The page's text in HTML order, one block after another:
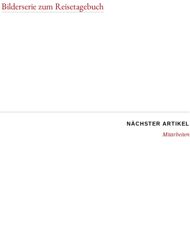
Bilderserie zum Reisetagebuch
NÄCHSTER ARTIKEL
Mitarbeiten